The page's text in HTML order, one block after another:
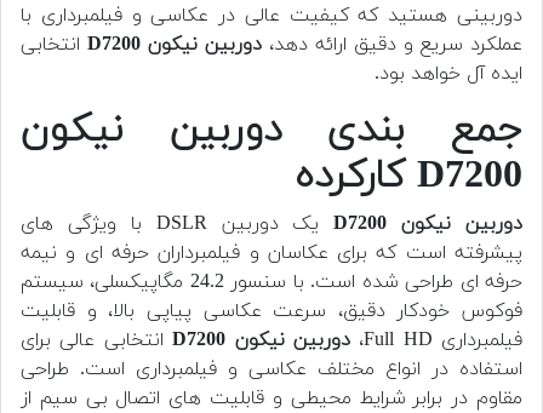
دوربینی هستید که کیفیت عالی در عکاسی و فیلمبرداری با
عملکرد سریع و دقیق ارائه دهد، دوربین نیکون D7200
انتخابی
ایده آل خواهد بود.
جمع بندی دوربین نیکون
D7200 کارکرده
دوربین نیکون D7200
یک دوربین DSLR با ویژگی های
پیشرفته است که برای عکاسان و فیلمبرداران حرفه ای و نیمه
حرفه ای طراحی شده است. با سنسور 24.2 مگاپیکسلی، سیستم
فوکوس خودکار دقیق، سرعت عکاسی پیاپی بالا، و قابلیت
فیلمبرداری Full HD،
دوربین نیکون D7200
انتخابی عالی برای
استفاده در انواع مختلف عکاسی و فیلمبرداری است. طراحی
مقاوم در برابر شرایط محیطی و قابلیت های اتصال بی سیم از